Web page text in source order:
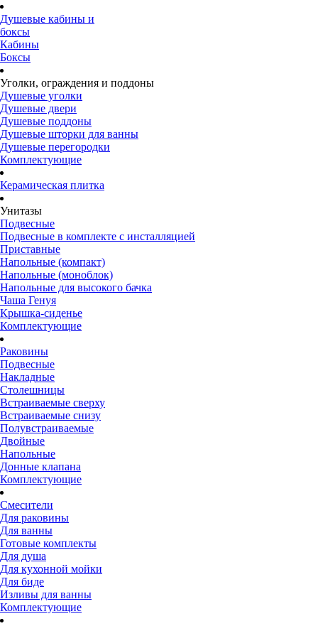
Душевые кабины и
боксы
Кабины
Боксы
Уголки, ограждения и поддоны
Душевые уголки
Душевые двери
Душевые поддоны
Душевые шторки для ванны
Душевые перегородки
Комплектующие
Керамическая плитка
Унитазы
Подвесные
Подвесные в комплекте с инсталляцией
Приставные
Напольные (компакт)
Напольные (моноблок)
Напольные для высокого бачка
Чаша Генуя
Крышка-сиденье
Комплектующие
Раковины
Подвесные
Накладные
Столешницы
Встраиваемые сверху
Встраиваемые снизу
Полувстраиваемые
Двойные
Напольные
Донные клапана
Комплектующие
Смесители
Для раковины
Для ванны
Готовые комплекты
Для душа
Для кухонной мойки
Для биде
Изливы для ванны
Комплектующие